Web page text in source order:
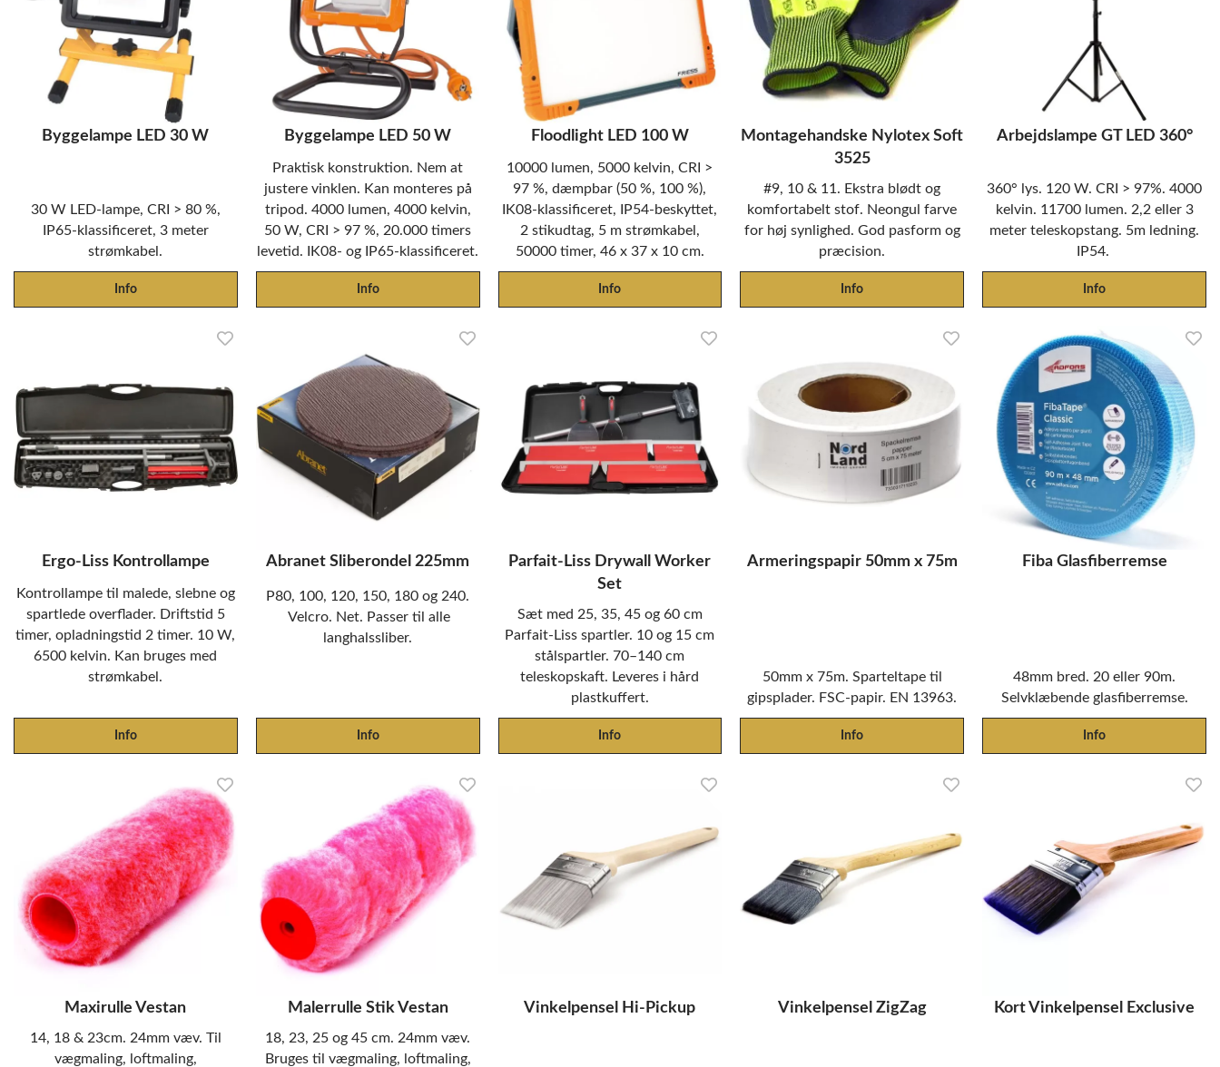
Byggelampe LED 30 W
30 W LED-lampe, CRI > 80 %,
IP65-klassificeret, 3 meter
strømkabel.
Info
Byggelampe LED 50 W
Praktisk konstruktion. Nem at
justere vinklen. Kan monteres på
tripod. 4000 lumen, 4000 kelvin,
50 W, CRI > 97 %, 20.000 timers
levetid. IK08- og IP65-klassificeret.
Info
Floodlight LED 100 W
10000 lumen, 5000 kelvin, CRI >
97 %, dæmpbar (50 %, 100 %),
IK08-klassificeret, IP54-beskyttet,
2 stikudtag, 5 m strømkabel,
50000 timer, 46 x 37 x 10 cm.
Info
Montagehandske Nylotex Soft
3525
#9, 10 & 11. Ekstra blødt og
komfortabelt stof. Neongul farve
for høj synlighed. God pasform og
præcision.
Info
Arbejdslampe GT LED 360°
360° lys. 120 W. CRI > 97%. 4000
kelvin. 11700 lumen. 2,2 eller 3
meter teleskopstang. 5m ledning.
IP54.
Info
Ergo-Liss Kontrollampe
Kontrollampe til malede, slebne og
spartlede overflader. Driftstid 5
timer, opladningstid 2 timer. 10 W,
6500 kelvin. Kan bruges med
strømkabel.
Info
Abranet Sliberondel 225mm
P80, 100, 120, 150, 180 og 240.
Velcro. Net. Passer til alle
langhalssliber.
Info
Parfait-Liss Drywall Worker
Set
Sæt med 25, 35, 45 og 60 cm
Parfait-Liss spartler. 10 og 15 cm
stålspartler. 70–140 cm
teleskopskaft. Leveres i hård
plastkuffert.
Info
Armeringspapir 50mm x 75m
50mm x 75m. Sparteltape til
gipsplader. FSC-papir. EN 13963.
Info
Fiba Glasfiberremse
48mm bred. 20 eller 90m.
Selvklæbende glasfiberremse.
Info
Maxirulle Vestan
14, 18 & 23cm. 24mm væv. Til
vægmaling, loftmaling,
Malerrulle Stik Vestan
18, 23, 25 og 45 cm. 24mm væv.
Bruges til vægmaling, loftmaling,
Vinkelpensel Hi-Pickup Vinkelpensel ZigZag Kort Vinkelpensel Exclusive